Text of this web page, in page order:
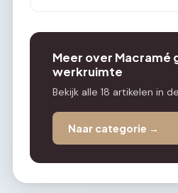
Meer over Macramé
werkruimte
Bekijk alle 18 artikelen in
Naar categorie →